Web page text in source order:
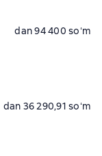
dan 94 400 soʻm
dan 36 290,91 soʻm